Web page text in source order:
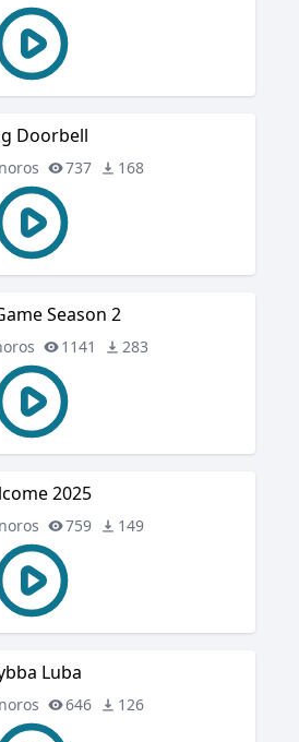
Doorbell
737 168
Season 2
1141 283
2025
759 149
Luba
646 126